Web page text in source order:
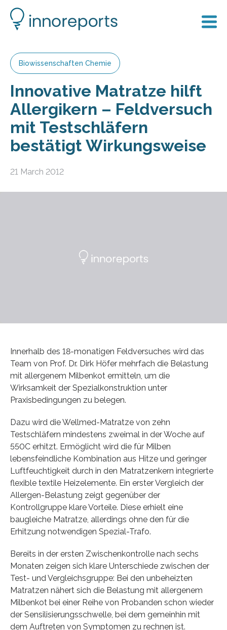
Biowissenschaften Chemie
Innovative Matratze hilft
Allergikern – Feldversuch
mit Testschläfern
bestätigt Wirkungsweise
21 March 2012
Innerhalb des 18-monatigen Feldversuches wird das
Team von Prof. Dr. Dirk Höfer mehrfach die Belastung
mit allergenem Milbenkot ermitteln, um die
Wirksamkeit der Spezialkonstruktion unter
Praxisbedingungen zu belegen.
Dazu wird die Wellmed-Matratze von zehn
Testschläfern mindestens zweimal in der Woche auf
550C erhitzt. Ermöglicht wird die für Milben
lebensfeindliche Kombination aus Hitze und geringer
Luftfeuchtigkeit durch in den Matratzenkern integrierte
flexible textile Heizelemente. Ein erster Vergleich der
Allergen-Belastung zeigt gegenüber der
Kontrollgruppe klare Vorteile. Diese erhielt eine
baugleiche Matratze, allerdings ohne den für die
Erhitzung notwendigen Spezial-Trafo.
Bereits in der ersten Zwischenkontrolle nach sechs
Monaten zeigen sich klare Unterschiede zwischen der
Test- und Vergleichsgruppe: Bei den unbeheizten
Matratzen nähert sich die Belastung mit allergenem
Milbenkot bei einer Reihe von Probanden schon wieder
der Sensilisierungsschwelle, bei dem gemeinhin mit
dem Auftreten von Symptomen zu rechnen ist.